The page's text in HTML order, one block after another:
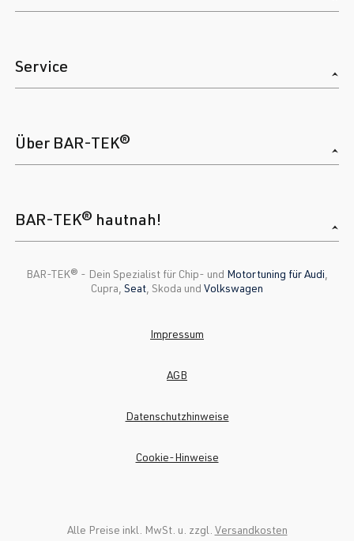
Service
Über BAR-TEK®
BAR-TEK® hautnah!
BAR-TEK®️ - Dein Spezialist für Chip- und Motortuning für Audi
Cupra, Seat , Skoda und Volkswagen
Alle Preise inkl. MwSt. u. zzgl. Versandkosten
Impressum
AGB
Datenschutzhinweise
Cookie-Hinweise